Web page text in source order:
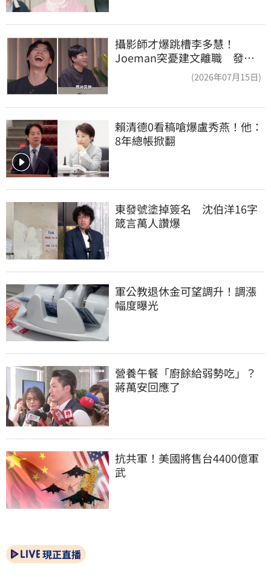
攝影師才爆跳槽李多慧！
Joeman突憂建文離職 發聲
「其實我很清楚」(2026年07月15日)
賴清德0看稿嗆爆盧秀燕！他：
8年總帳掀翻
東發號塗掉簽名　沈伯洋16字
箴言萬人讚爆
軍公教退休金可望調升！調漲
幅度曝光
營養午餐「廚餘給弱勢吃」？
蔣萬安回應了
抗共軍！美國將售台4400億軍
武
現正直播